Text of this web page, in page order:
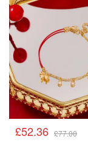
£52.36 £77.00